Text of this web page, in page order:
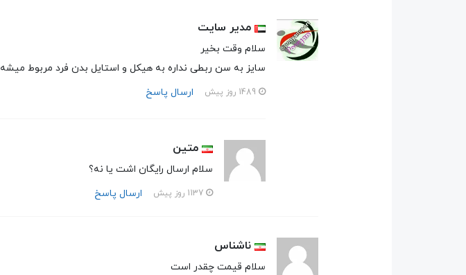
مدیر سایت
سلام وقت بخیر
سایز به سن ربطی نداره به هیکل و استایل بدن فرد مربوط میشه
ارسال پاسخ
متین
سلام ارسال رایگان اشت یا نه؟
ارسال پاسخ
ناشناس
سلام قیمت چقدر است